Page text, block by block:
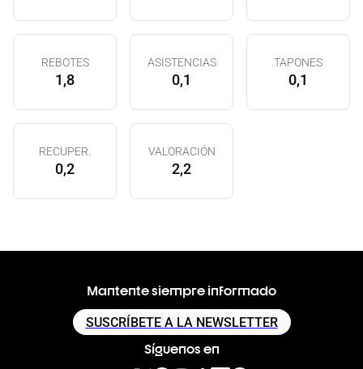
REBOTES
1,8
ASISTENCIAS
0,1
TAPONES
0,1
RECUPER.
0,2
VALORACIÓN
2,2
Mantente siempre informado
SUSCRÍBETE A LA NEWSLETTER
Síguenos en